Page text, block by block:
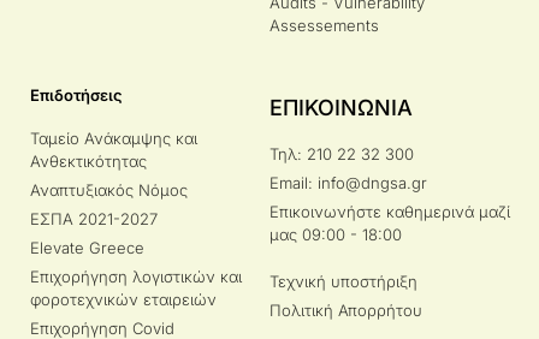
Assessements
Επιδοτήσεις
Ταμείο Ανάκαμψης και
Ανθεκτικότητας
Αναπτυξιακός Νόμος
ΕΣΠΑ 2021-2027
Elevate Greece
Επιχορήγηση λογιστικών και
φοροτεχνικών εταιρειών
Επιχορήγηση Covid
ΕΠΙΚΟΙΝΩΝΙΑ
Τηλ: 210 22 32 300
Email: info@dngsa.gr
Επικοινωνήστε καθημερινά μαζί
μας 09:00 - 18:00
Τεχνική υποστήριξη
Πολιτική Απορρήτου